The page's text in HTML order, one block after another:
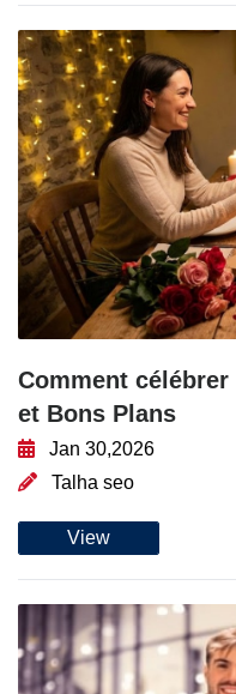
Comment
et Bons Plans
Jan 30,2026
Talha seo
View